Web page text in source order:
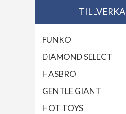
FUNKO
DIAMOND SELECT
HASBRO
GENTLE GIANT
HOT TOYS